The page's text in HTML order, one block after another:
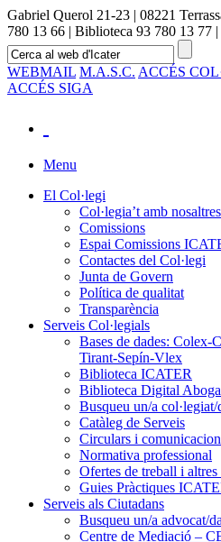
Gabriel Querol 21-23 | 08221
780 13 66 | Biblioteca 93 780 13 77 |
WEBMAIL M.A.S.C. ACCÉS
ACCÉS SIGA
Menu
El Col·legi
Col·legia’t amb nosaltres
Comissions
Espai Comissions
Contactes del Col·legi
Junta de Govern
Política de qualitat
Transparència
Serveis Col·legials
Bases de dades: Colex-
Tirant-Sepín-Vlex
Biblioteca ICATER
Biblioteca Digital
Busqueu un/a col·legiat/
Catàleg de Serveis
Circulars i
Normativa professional
Ofertes de treball i altres
Guies Pràctiques
Serveis als Ciutadans
Busqueu un/a advocat/
Centre de Mediació –